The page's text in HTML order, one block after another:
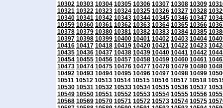
10302 10303 10304 10305 10306 10307 10308 10309
10321 10322 10323 10324 10325 10326 10327 10328
10340 10341 10342 10343 10344 10345 10346 10347
10359 10360 10361 10362 10363 10364 10365 10366
10378 10379 10380 10381 10382 10383 10384 10385
10397 10398 10399 10400 10401 10402 10403 10404
10416 10417 10418 10419 10420 10421 10422 10423
10435 10436 10437 10438 10439 10440 10441 10442
10454 10455 10456 10457 10458 10459 10460 10461
10473 10474 10475 10476 10477 10478 10479 10480
10492 10493 10494 10495 10496 10497 10498 10499
10511 10512 10513 10514 10515 10516 10517 10518
10530 10531 10532 10533 10534 10535 10536 10537
10549 10550 10551 10552 10553 10554 10555 10556
10568 10569 10570 10571 10572 10573 10574 10575